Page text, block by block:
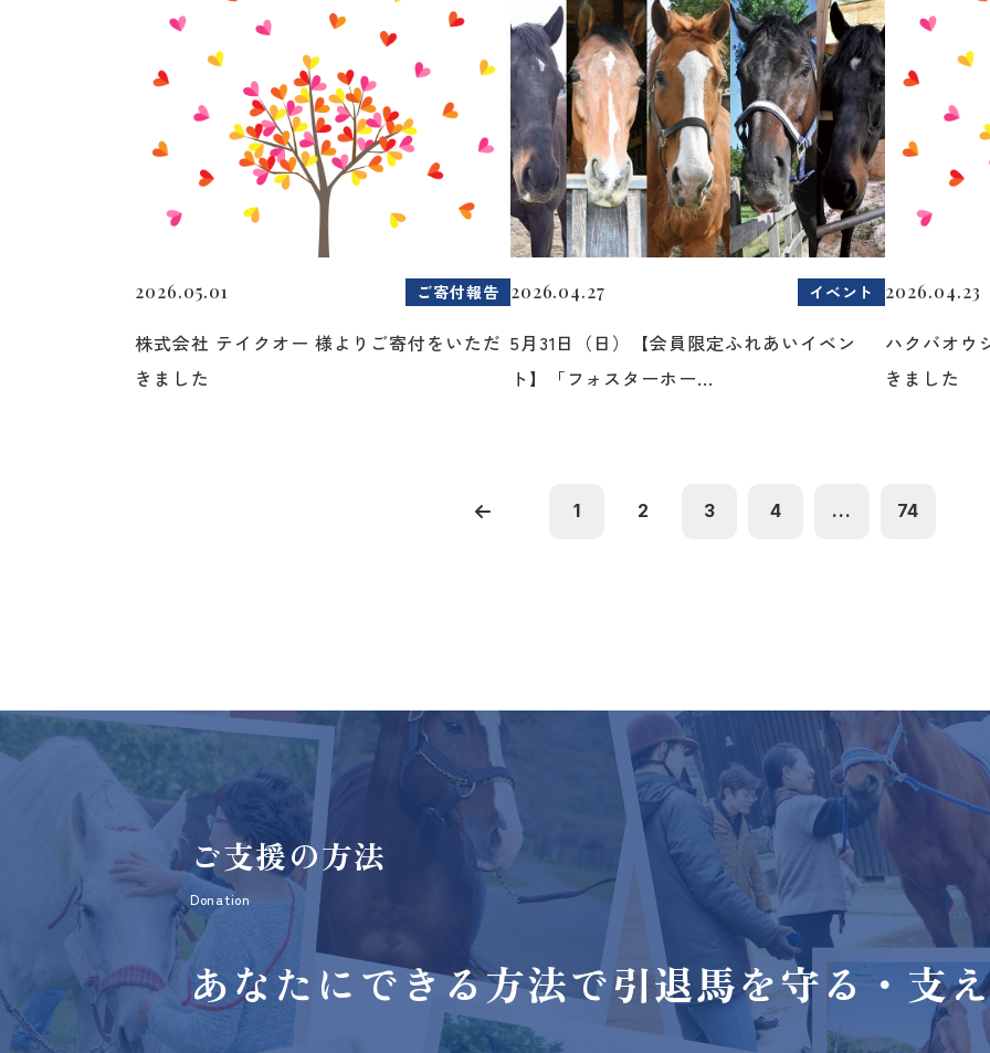
2026.05.01 ご寄付報告
株式会社 テイクオー 様よりご寄付をいただ
きました
2026.04.27 イベント
5月31日（日）【会員限定ふれあいイベン
ト】「フォスターホー...
2026.04.23
ハクバオウ
きました
1 2 3 4 ... 74
ご支援の方法
Donation
あなたにできる方法で引退馬を守る・支